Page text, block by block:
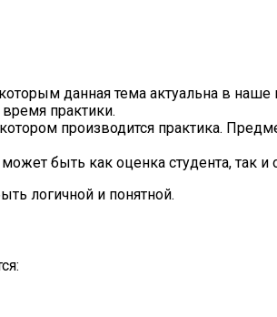
данная тема актуальна в
практики.
производится практика.
быть как оценка студента, так и
логичной и понятной.